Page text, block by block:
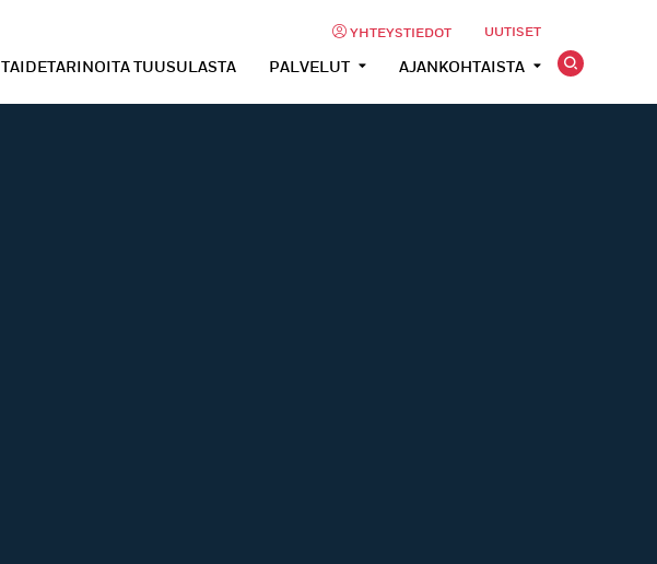
YHTEYSTIEDOT UUTISET
TAIDETARINOITA TUUSULASTA PALVELUT AJANKOHTAISTA